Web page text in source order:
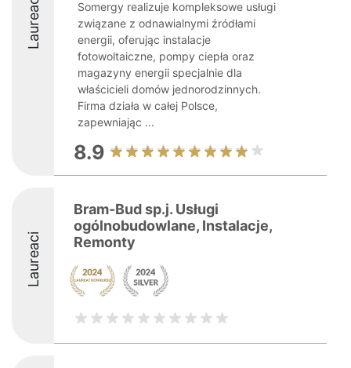
Laureaci
Somergy realizuje kompleksowe usługi
związane z odnawialnymi źródłami
energii, oferując instalacje
fotowoltaiczne, pompy ciepła oraz
magazyny energii specjalnie dla
właścicieli domów jednorodzinnych.
Firma działa w całej Polsce,
zapewniając ...
8.9
Laureaci
Bram-Bud sp.j. Usługi
ogólnobudowlane, Instalacje,
Remonty